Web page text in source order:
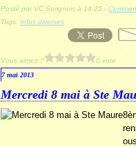
Posté par VC Sorignois à 14:25 -
Tags: Infos diverses
Vous aimez ?
0 vote
7 mai 2013
Mercredi 8 mai à Ste